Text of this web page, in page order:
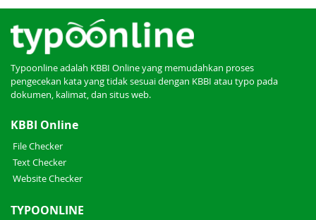
Typoonline adalah KBBI Online yang memudahkan proses
pengecekan kata yang tidak sesuai dengan KBBI atau typo pada
dokumen, kalimat, dan situs web.
KBBI Online
File Checker
Text Checker
Website Checker
TYPOONLINE